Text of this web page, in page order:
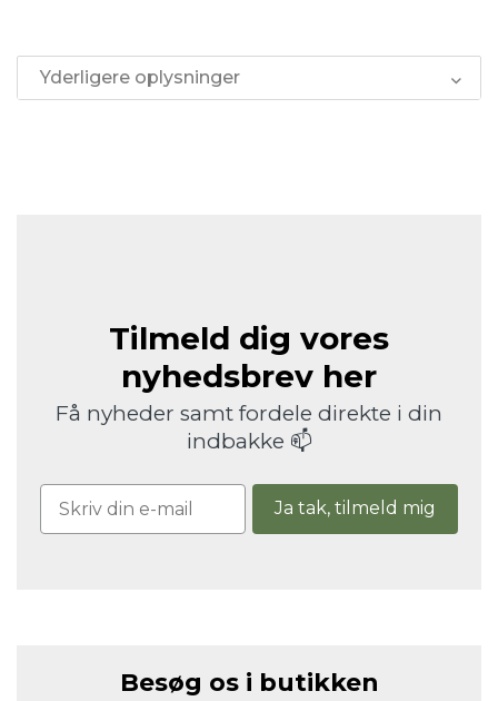
Yderligere oplysninger
Tilmeld dig vores
nyhedsbrev her
Få nyheder samt fordele direkte i din
indbakke 📫
Ja tak, tilmeld mig
Besøg os i butikken